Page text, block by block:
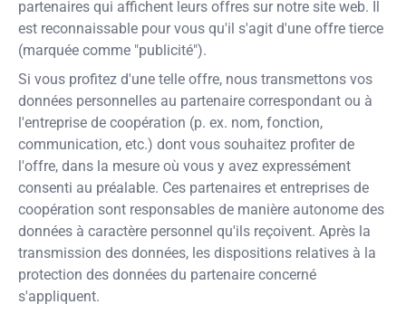
partenaires qui affichent leurs offres sur notre site web. Il
est reconnaissable pour vous qu'il s'agit d'une offre tierce
(marquée comme "publicité").
Si vous profitez d'une telle offre, nous transmettons vos
données personnelles au partenaire correspondant ou à
l'entreprise de coopération (p. ex. nom, fonction,
communication, etc.) dont vous souhaitez profiter de
l'offre, dans la mesure où vous y avez expressément
consenti au préalable. Ces partenaires et entreprises de
coopération sont responsables de manière autonome des
données à caractère personnel qu'ils reçoivent. Après la
transmission des données, les dispositions relatives à la
protection des données du partenaire concerné
s'appliquent.